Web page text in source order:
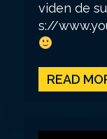
viden de
s://
READ